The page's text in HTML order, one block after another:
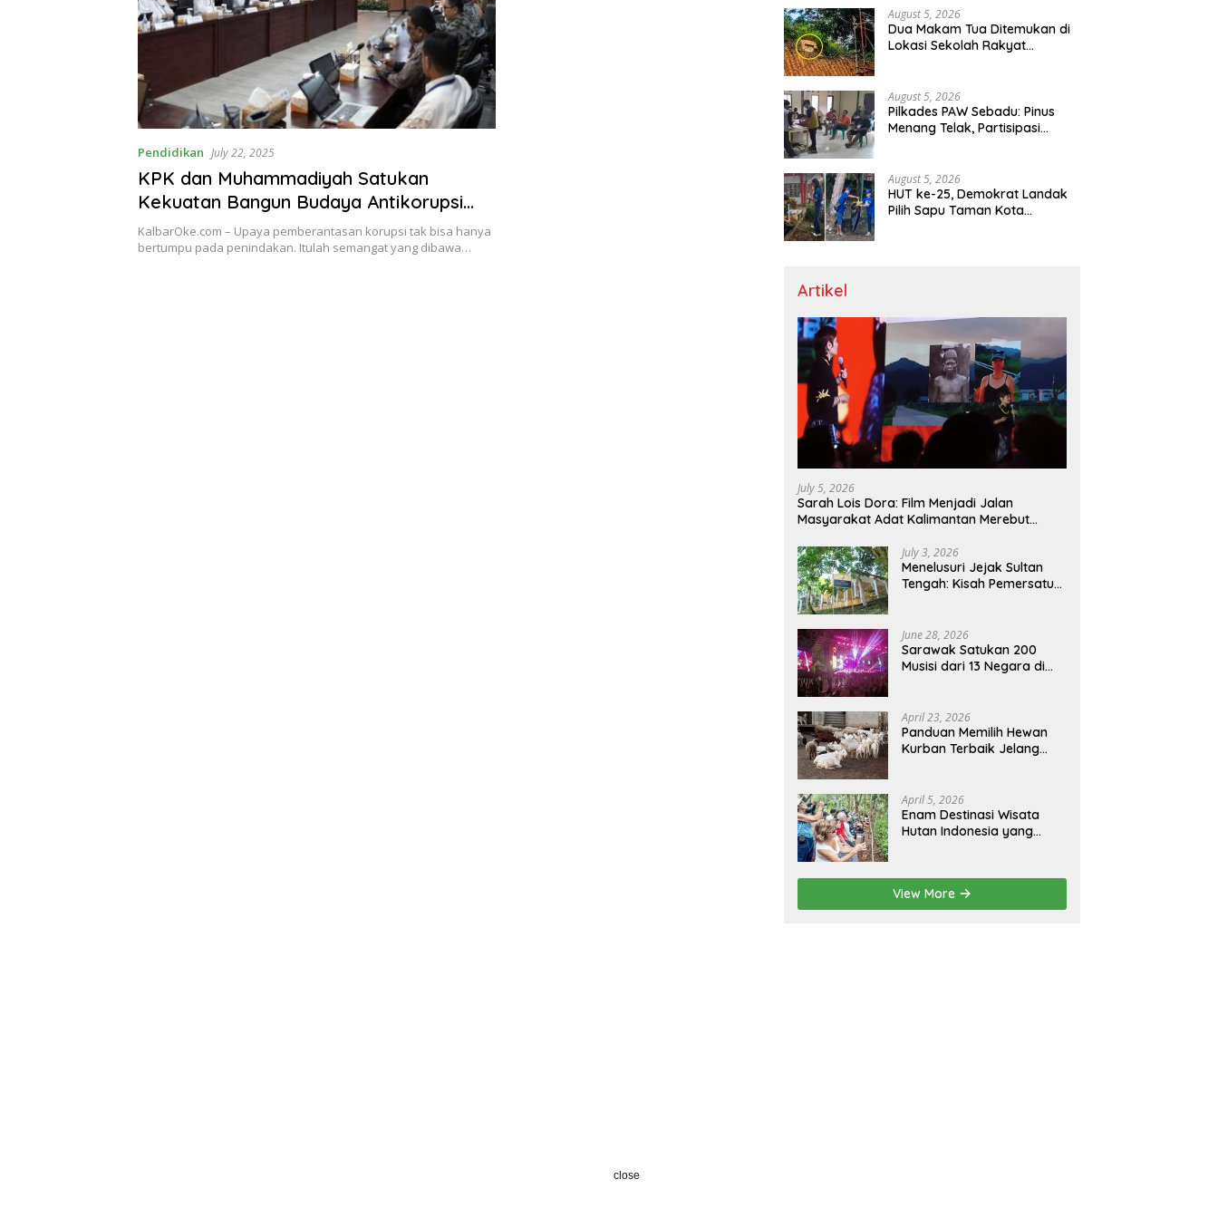
Pendidikan July 22, 2025
KPK dan Muhammadiyah Satukan
Kekuatan Bangun Budaya Antikorupsi
dari Akar Rumput
KalbarOke.com – Upaya pemberantasan korupsi tak bisa hanya
bertumpu pada penindakan. Itulah semangat yang dibawa…
August 5, 2026
Dua Makam Tua Ditemukan di
Lokasi Sekolah Rakyat
August 5, 2026
Pilkades PAW Sebadu: Pinus
Menang Telak, Partisipasi
August 5, 2026
HUT ke-25, Demokrat Landak
Pilih Sapu Taman Kota
Artikel
July 5, 2026
Sarah Lois Dora: Film Menjadi Jalan
Masyarakat Adat Kalimantan Merebut
July 3, 2026
Menelusuri Jejak Sultan
Tengah: Kisah Pemersatu
Versi Jiran
June 28, 2026
Sarawak Satukan 200
Musisi dari 13 Negara di
Budaya Borneo
April 23, 2026
Panduan Memilih Hewan
Kurban Terbaik Jelang
April 5, 2026
Enam Destinasi Wisata
Hutan Indonesia yang
View More
close